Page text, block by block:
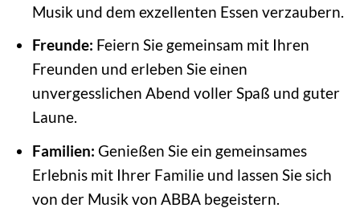
Musik und dem exzellenten Essen verzaubern.
Freunde: Feiern Sie gemeinsam mit Ihren
Freunden und erleben Sie einen
unvergesslichen Abend voller Spaß und guter
Laune.
Familien: Genießen Sie ein gemeinsames
Erlebnis mit Ihrer Familie und lassen Sie sich
von der Musik von ABBA begeistern.